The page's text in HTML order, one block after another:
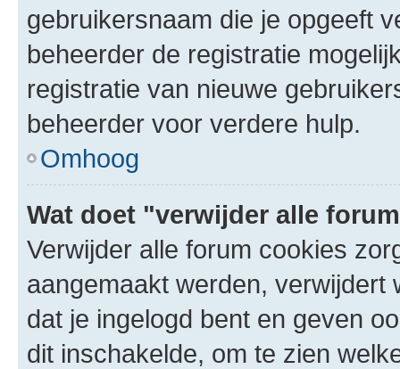
gebruikersnaam die je opgeeft
beheerder de registratie
registratie van nieuwe
beheerder voor verdere hulp.
Omhoog
Wat doet "verwijder alle
Verwijder alle forum cookies
aangemaakt werden,
dat je ingelogd bent en geven
dit inschakelde, om te zien